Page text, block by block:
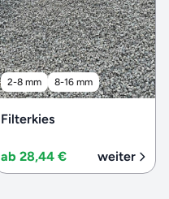
2-8 mm 8-16 mm
Filterkies
ab 28,44 € weiter